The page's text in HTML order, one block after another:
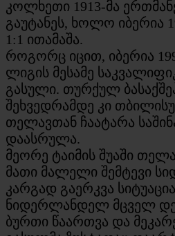
კოლხეთი 1913-მა
გაუტანეს, ხოლო იბერია
1:1 ითამაშა.
როგორც იცით, იბერია
ლიგის მესამე
გასული. თურქულ
შეხვედრამდე კი
თელავთან ჩაატარა
დაასრულა.
მეორე ტაიმის შუაში
მათი მალელი შემტევი
კარგად გაერკვა
ნიდერლანდელ მცველ
ბურთი წაართვა და